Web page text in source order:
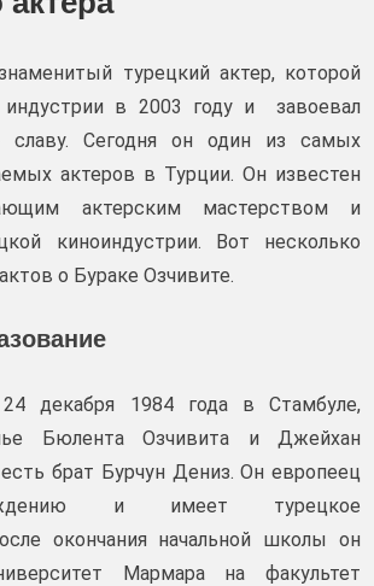
турецкий актер, которой
в 2003 году и завоевал
славу. Сегодня он один из самых
актеров в Турции. Он известен
актерским мастерством и
киноиндустрии. Вот несколько
о Бураке Озчивите.
декабря 1984 года в Стамбуле,
Бюлента Озчивита и Джейхан
брат Бурчун Дениз. Он европеец
и имеет турецкое
окончания начальной школы он
Мармара на факультет